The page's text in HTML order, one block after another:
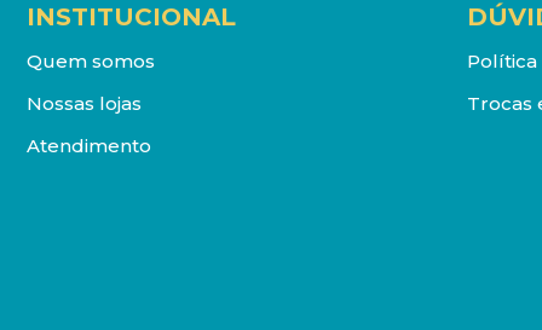
INSTITUCIONAL
Quem somos
Nossas lojas
Atendimento
Trocas